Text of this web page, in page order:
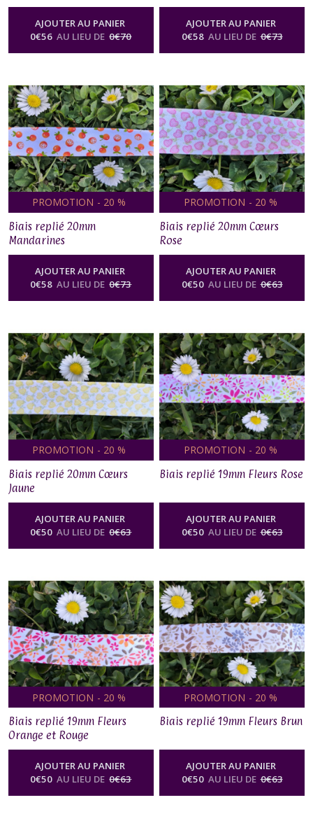
AJOUTER AU PANIER
0€56 AU LIEU DE 0€70
AJOUTER AU PANIER
0€58 AU LIEU DE 0€73
PROMOTION - 20 %
Biais replié 20mm
Mandarines
AJOUTER AU PANIER
0€58 AU LIEU DE 0€73
PROMOTION - 20 %
Biais replié 20mm Cœurs
Rose
AJOUTER AU PANIER
0€50 AU LIEU DE 0€63
PROMOTION - 20 %
Biais replié 20mm Cœurs
Jaune
AJOUTER AU PANIER
0€50 AU LIEU DE 0€63
PROMOTION - 20 %
Biais replié 19mm Fleurs Rose
AJOUTER AU PANIER
0€50 AU LIEU DE 0€63
PROMOTION - 20 %
Biais replié 19mm Fleurs
Orange et Rouge
AJOUTER AU PANIER
0€50 AU LIEU DE 0€63
PROMOTION - 20 %
Biais replié 19mm Fleurs Brun
AJOUTER AU PANIER
0€50 AU LIEU DE 0€63